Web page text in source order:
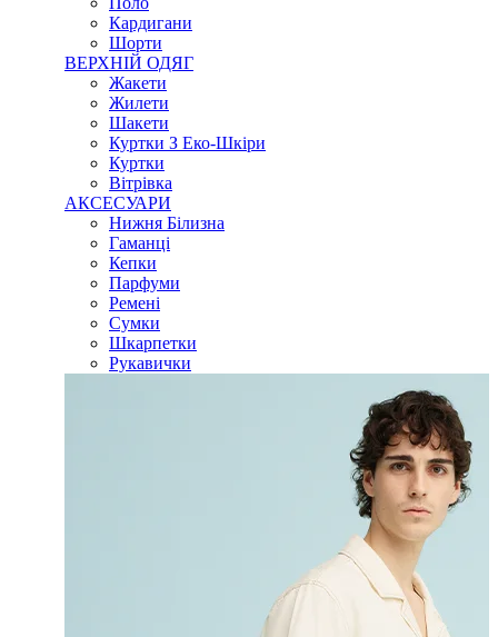
Кардигани
Шорти
ВЕРХНІЙ ОДЯГ
Жакети
Жилети
Шакети
Куртки З Еко-Шкіри
Куртки
Вітрівка
АКСЕСУАРИ
Нижня Білизна
Гаманці
Кепки
Парфуми
Ремені
Сумки
Шкарпетки
Рукавички